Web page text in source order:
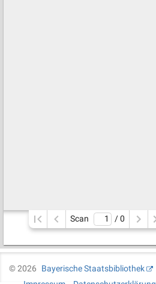
Scan / 0
©2026
Bayerische Staatsbibliothek